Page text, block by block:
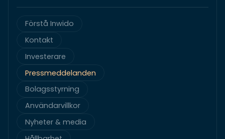
Förstå Inwido
Kontakt
Investerare
Pressmeddelanden
Bolagsstyrning
Användarvillkor
Nyheter & media